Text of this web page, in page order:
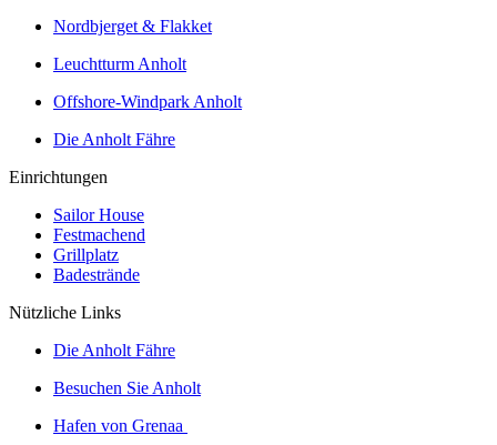
Nordbjerget & Flakket
Leuchtturm Anholt
Offshore-Windpark Anholt
Die Anholt Fähre
Einrichtungen
Sailor House
Festmachend
Grillplatz
Badestrände
Nützliche Links
Die Anholt Fähre
Besuchen Sie Anholt
Hafen von Grenaa